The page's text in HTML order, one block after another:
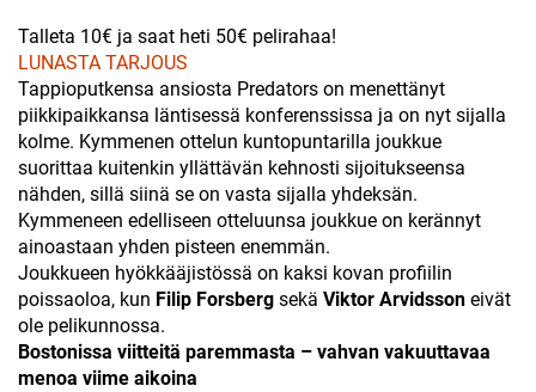
Talleta 10€ ja saat heti 50€ pelirahaa!
LUNASTA TARJOUS
Tappioputkensa ansiosta Predators on menettänyt
piikkipaikkansa läntisessä konferenssissa ja on nyt sijalla
kolme. Kymmenen ottelun kuntopuntarilla joukkue
suorittaa kuitenkin yllättävän kehnosti sijoitukseensa
nähden, sillä siinä se on vasta sijalla yhdeksän.
Kymmeneen edelliseen otteluunsa joukkue on kerännyt
ainoastaan yhden pisteen enemmän.
Joukkueen hyökkääjistössä on kaksi kovan profiilin
poissaoloa, kun Filip Forsberg sekä Viktor Arvidsson eivät
ole pelikunnossa.
Bostonissa viitteitä paremmasta – vahvan vakuuttavaa
menoa viime aikoina